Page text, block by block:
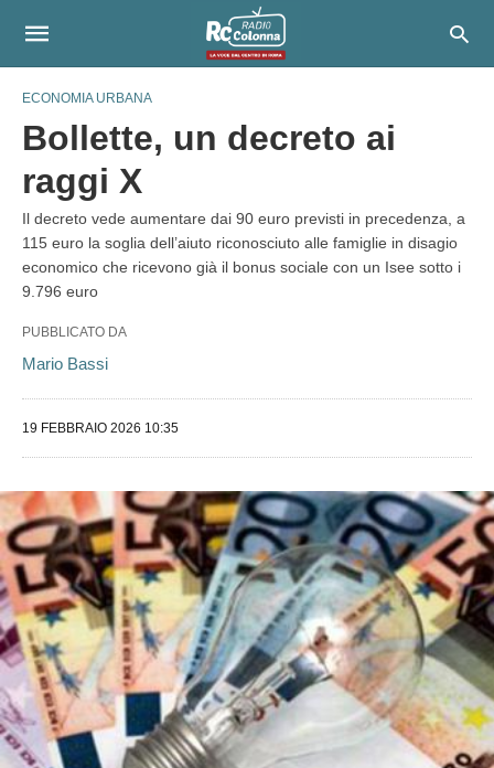
ECONOMIA URBANA
Bollette, un decreto ai
raggi X
Il decreto vede aumentare dai 90 euro previsti in precedenza, a
115 euro la soglia dell’aiuto riconosciuto alle famiglie in disagio
economico che ricevono già il bonus sociale con un Isee sotto i
9.796 euro
PUBBLICATO DA
Mario Bassi
19 FEBBRAIO 2026 10:35